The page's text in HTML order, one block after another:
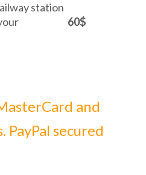
station
60$
and
PayPal secured